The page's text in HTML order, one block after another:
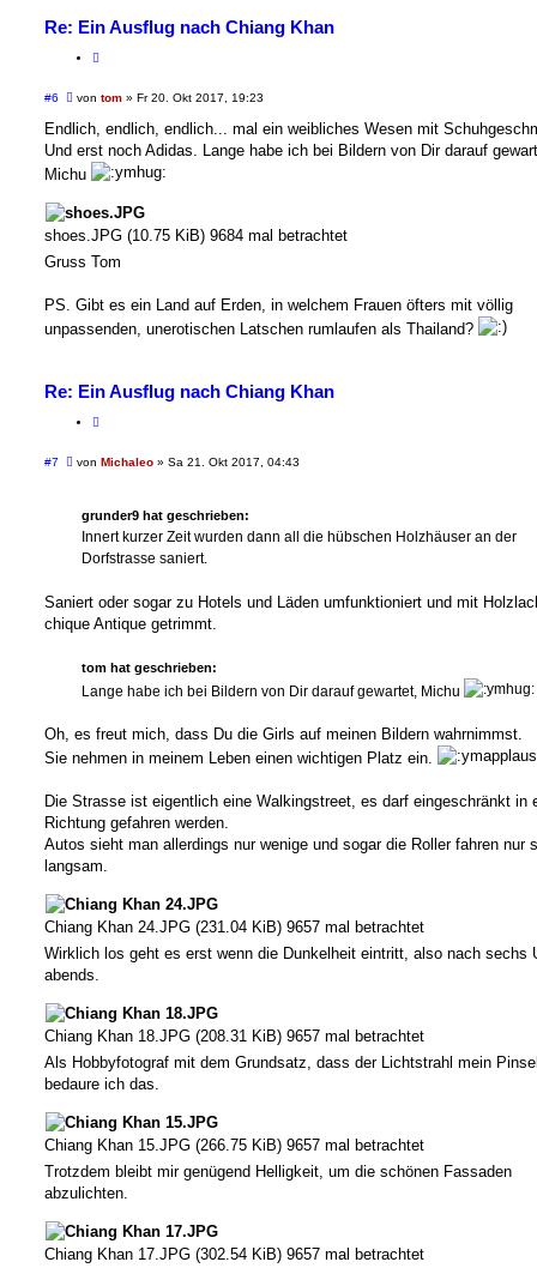
Re: Ein Ausflug nach Chiang Khan
#6
B
i
g
von tom » Fr 20. Okt 2017, 19:23
Endlich, endlich, endlich... mal ein weibliches Wesen mit
Und erst noch Adidas. Lange habe ich bei Bildern von Dir darauf
Michu
shoes.JPG (10.75 KiB) 9684 mal betrachtet
Gruss Tom
PS. Gibt es ein Land auf Erden, in welchem Frauen öfters mit völlig
unpassenden, unerotischen Latschen rumlaufen als Thailand?
Re: Ein Ausflug nach Chiang Khan
#7
Bvon Michaleo » Sa 21. Okt 2017, 04:43
grunder9 hat geschrieben:
Innert kurzer Zeit wurden dann all die hübschen Holzhäuser an der
Dorfstrasse saniert.
Saniert oder sogar zu Hotels und Läden umfunktioniert und mit
chique Antique getrimmt.
tom hat geschrieben:
Lange habe ich bei Bildern von Dir darauf gewartet, Michu
Oh, es freut mich, dass Du die Girls auf meinen Bildern wahrnimmst.
Sie nehmen in meinem Leben einen wichtigen Platz ein.
Die Strasse ist eigentlich eine Walkingstreet, es darf eingeschränkt in
Richtung gefahren werden.
Autos sieht man allerdings nur wenige und sogar die Roller fahren nur
langsam.
Chiang Khan 24.JPG (231.04 KiB) 9657 mal betrachtet
Wirklich los geht es erst wenn die Dunkelheit eintritt, also nach sechs
abends.
Chiang Khan 18.JPG (208.31 KiB) 9657 mal betrachtet
Als Hobbyfotograf mit dem Grundsatz, dass der Lichtstrahl mein
bedaure ich das.
Chiang Khan 15.JPG (266.75 KiB) 9657 mal betrachtet
Trotzdem bleibt mir genügend Helligkeit, um die schönen Fassaden
abzulichten.
Chiang Khan 17.JPG (302.54 KiB) 9657 mal betrachtet